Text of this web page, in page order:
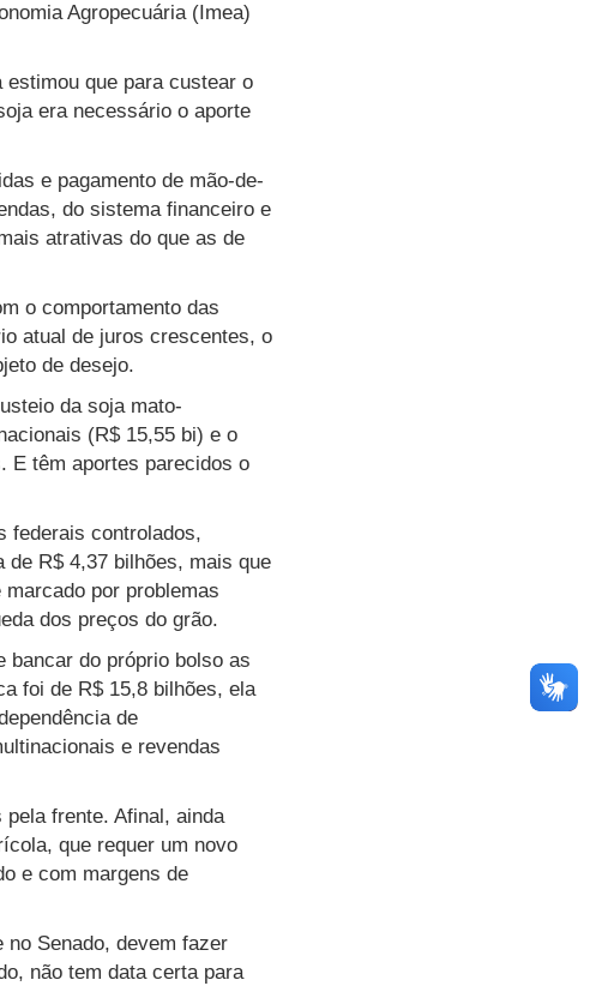
Agropecuária (Imea)
que para custear o
era necessário o aporte
e pagamento de mão-de-
do sistema financeiro e
atrativas do que as de
o comportamento das
atual de juros crescentes, o
de desejo.
da soja mato-
(R$ 15,55 bi) e o
E têm aportes parecidos o
federais controlados,
de R$ 4,37 bilhões, mais que
por problemas
dos preços do grão.
bancar do próprio bolso as
foi de R$ 15,8 bilhões, ela
de
e revendas
frente. Afinal, ainda
que requer um novo
e com margens de
Senado, devem fazer
não tem data certa para